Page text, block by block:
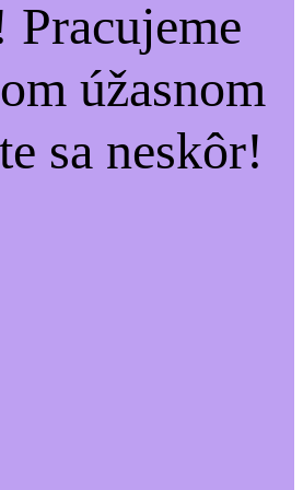
Pracujeme
úžasnom
sa neskôr!